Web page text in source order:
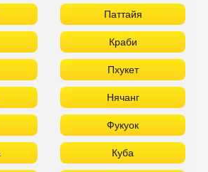
Куба
Бали
5* звезд с аквапарком
удобные фильтры
Аланья